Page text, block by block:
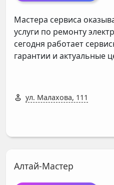
Мастера сервиса
услуги по ремонту
сегодня работает
гарантии и актуальные
ул. Малахова, 111
Алтай-Мастер